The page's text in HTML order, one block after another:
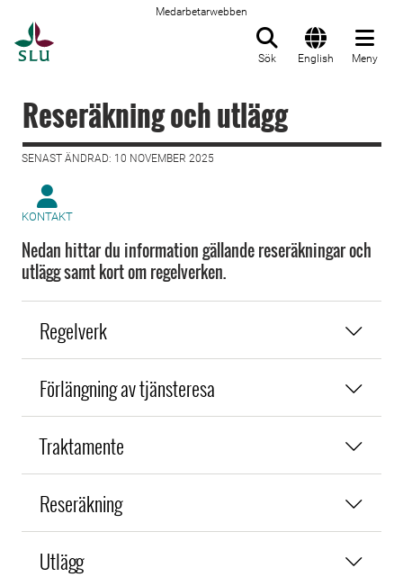
Medarbetarwebben
Sök English Meny
Reseräkning och utlägg
SENAST ÄNDRAD: 10 NOVEMBER 2025
KONTAKT
Nedan hittar du information gällande reseräkningar och
utlägg samt kort om regelverken.
Regelverk
Förlängning av tjänsteresa
Traktamente
Reseräkning
Utlägg